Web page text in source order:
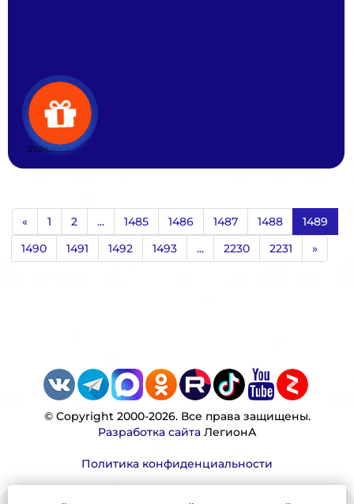
27.09.2022
« 1 2 ... 1485 1486 1487 1488
1489
1490
1491 1492 1493 ... 2230 2231 »
© Copyright 2000-2026. Все права защищены.
Разработка сайтаЛегионА
Политика конфиденциальности